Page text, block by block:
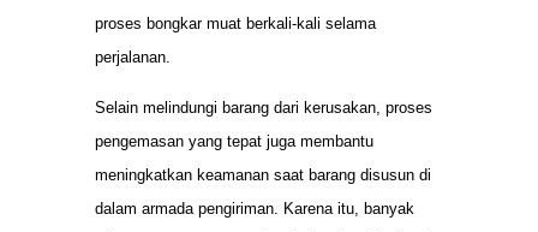
proses bongkar muat berkali-kali selama
perjalanan.
Selain melindungi barang dari kerusakan, proses
pengemasan yang tepat juga membantu
meningkatkan keamanan saat barang disusun di
dalam armada pengiriman. Karena itu, banyak